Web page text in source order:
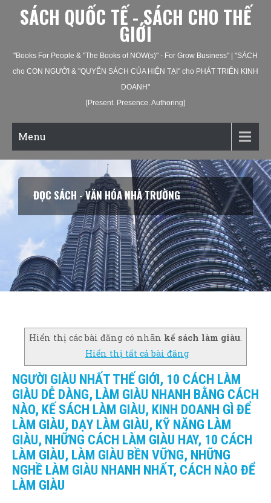
SÁCH QUỐC TẾ - SÁCH CHO THẾ
GIỚI
"Books For People & "The Books of NOW(s)" - For Grow Business" | "SÁCH
cho CON NGƯỜI & "QUYỂN SÁCH CỦA HIỆN TẠI" cho PHÁT TRIỂN KINH
DOANH"
[Present. Presence. Authoring]
Menu
ĐỌC SÁCH - VĂN HÓA NHÀ TRƯỜNG
Hiển thị các bài đăng có nhãn kế sách làm giàu.
Hiển thị tất cả bài đăng
NGƯỜI GIÀU NHẤT THẾ GIỚI, 10 CÁCH LÀM
GIÀU DỄ DÀNG, LÀM GIÀU NHANH BẰNG CÁCH
NÀO, KẾ SÁCH LÀM GIÀU, KINH DOANH GÌ ĐỂ
LÀM GIÀU, DẠY LÀM GIÀU, KỸ NĂNG LÀM
GIÀU, NHỮNG CÁCH LÀM GIÀU HAY, 10 CÁCH
LÀM GIÀU, LÀM GIÀU BỀN VỮNG, NHỮNG
NGHỀ LÀM GIÀU NHANH NHẤT, CÁCH NÀO ĐỂ
LÀM GIÀU